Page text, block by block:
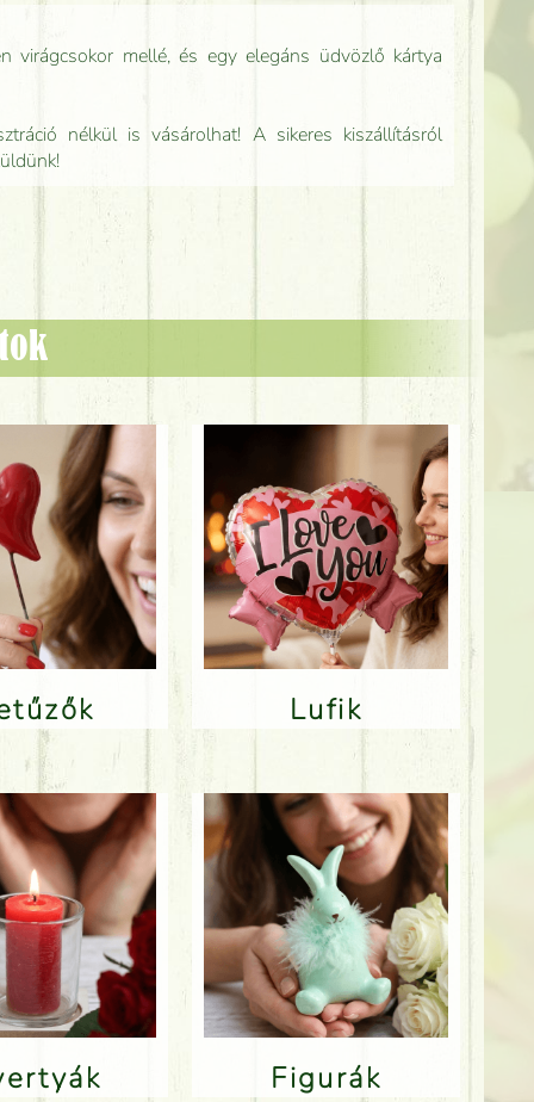
virágcsokor mellé, és egy elegáns üdvözlő kártya
nélkül is vásárolhat! A sikeres kiszállításról
Lufik
Figurák